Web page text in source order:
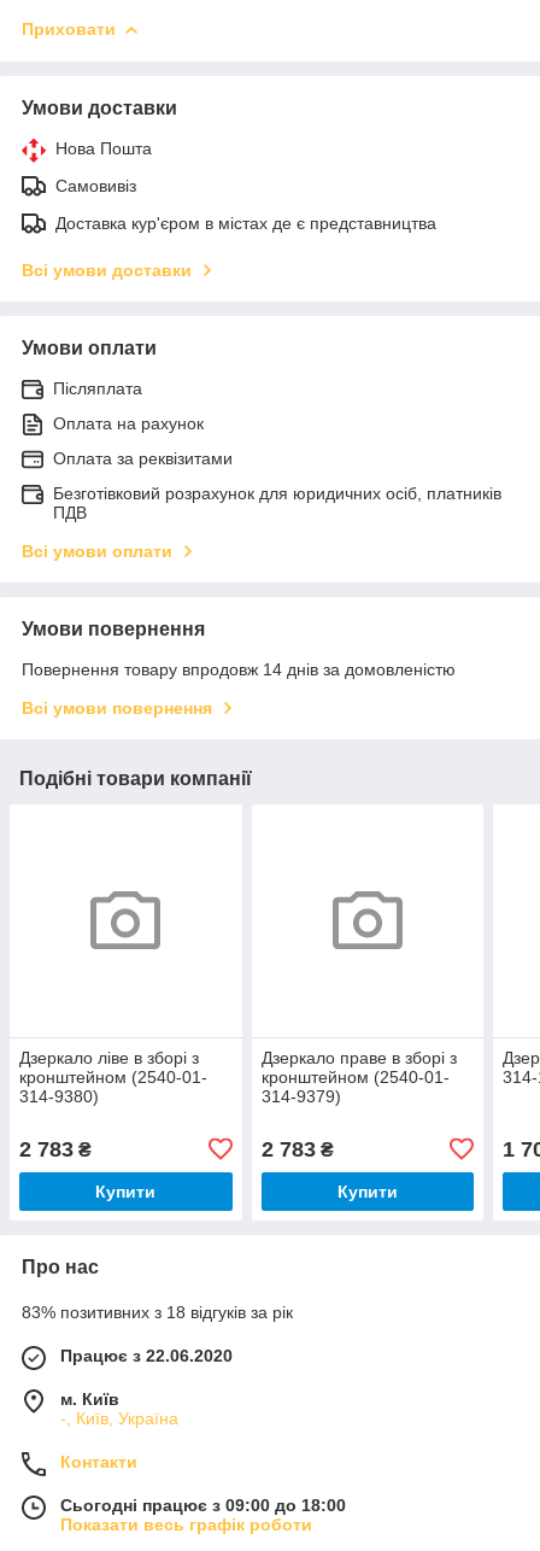
Приховати
Умови доставки
Нова Пошта
Самовивіз
Доставка кур'єром в містах де є представництва
Всі умови доставки
Умови оплати
Післяплата
Оплата на рахунок
Оплата за реквізитами
Безготівковий розрахунок для юридичних осіб, платників
ПДВ
Всі умови оплати
Умови повернення
Повернення товару впродовж 14 днів за домовленістю
Всі умови повернення
Подібні товари компанії
Дзеркало ліве в зборі з
кронштейном (2540-01-
314-9380)
2 783 ₴
Купити
Дзеркало праве в зборі з
кронштейном (2540-01-
314-9379)
2 783₴
Купити
1
Про нас
83% позитивних з 18 відгуків за рік
Працює з 22.06.2020
м. Київ
-, Київ, Україна
Контакти
Сьогодні працює з 09:00 до 18:00
Показати весь графік роботи